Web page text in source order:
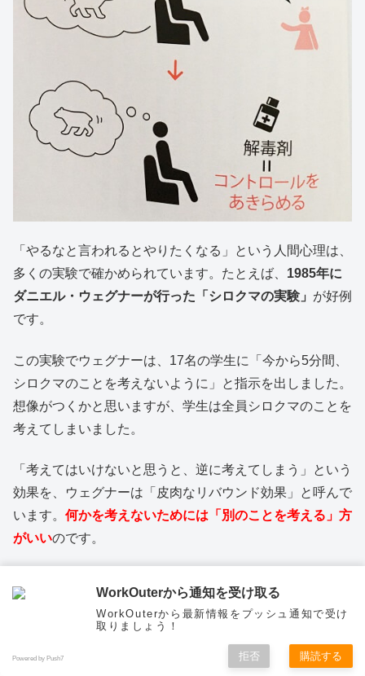
「やるなと言われるとやりたくなる」という人間心理は、
多くの実験で確かめられています。たとえば、 1985年に
ダニエル・ウェグナーが行った「シロクマの実験」 が好例
です。
この実験でウェグナーは、17名の学生に「今から5分間、
シロクマのことを考えないように」と指示を出しました。
想像がつくかと思いますが、学生は全員シロクマのことを
考えてしまいました。
「考えてはいけないと思うと、逆に考えてしまう」という
効果を、ウェグナーは「皮肉なリバウンド効果」と呼んで
います。 何かを考えないためには「別のことを考える」方
がいいのです。
科学的に高め、自分を自動的に変えることについて説いた
「自分を変えたい」と考えている方にとって役立つ考え方
トップ サイドバー
WorkOuterから通知を受け取る
WorkOuterから最新情報をプッシュ通知で受け
取りましょう！
Powered by Push7 拒否 購読する